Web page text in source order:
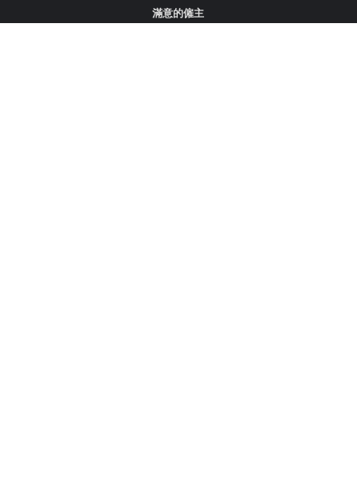
滿意的僱主